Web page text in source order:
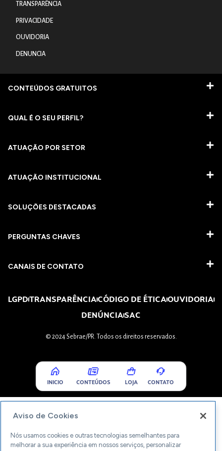
TRANSPARÊNCIA
PRIVACIDADE
OUVIDORIA
DENUNCIA
CONTEÚDOS GRATUITOS
QUAL É O SEU PERFIL?
ATUAÇÃO POR SETOR
ATUAÇÃO INSTITUCIONAL
SOLUÇÕES DESTACADAS
PERGUNTAS CHAVES​
CANAIS DE CONTATO
LGPDTRANSPARÊNCIACÓDIGO DE ÉTICAOUVIDORIA
DENÚNCIASAC
© 2024 Sebrae/PR. Todos os direitos reservados.
INICIO CONTEÚDOS LOJA CONTATO
Aviso de Cookies
Nós usamos cookies e outras tecnologias semelhantes para
melhorar a sua experiência em nossos serviços, personalizar